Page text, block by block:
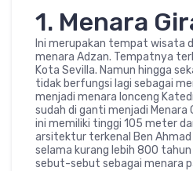
1. Menara
Ini merupakan tempat wisata
menara Adzan. Tempatnya
Kota Sevilla. Namun hingga
tidak berfungsi lagi sebagai
menjadi menara lonceng
sudah di ganti menjadi Menara
ini memiliki tinggi 105 meter
arsitektur terkenal Ben Ahmad
selama kurang lebih 800
sebut-sebut sebagai menara